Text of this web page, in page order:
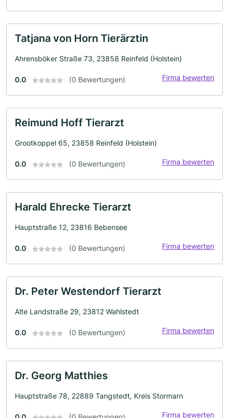
Tatjana von Horn Tierärztin
Ahrensböker Straße 73, 23858 Reinfeld (Holstein)
0.0 (0 Bewertungen) Firma bewerten
Reimund Hoff Tierarzt
Grootkoppel 65, 23858 Reinfeld (Holstein)
0.0 (0 Bewertungen) Firma bewerten
Harald Ehrecke Tierarzt
Hauptstraße 12, 23816 Bebensee
0.0 (0 Bewertungen) Firma bewerten
Dr. Peter Westendorf Tierarzt
Alte Landstraße 29, 23812 Wahlstedt
0.0 (0 Bewertungen) Firma bewerten
Dr. Georg Matthies
Hauptstraße 78, 22889 Tangstedt, Kreis Stormarn
Firma bewerten